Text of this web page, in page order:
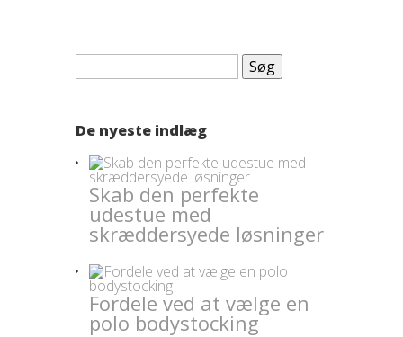
Søg
De nyeste indlæg
Skab den perfekte
udestue med
skræddersyede løsninger
Fordele ved at vælge en
polo bodystocking